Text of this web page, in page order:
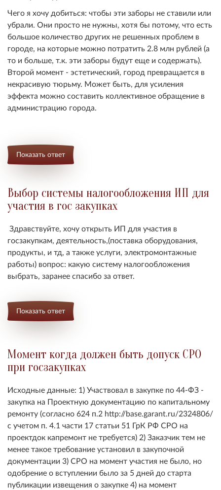
Чего я хочу добиться: чтобы эти заборы не ставили или
убрали. Они просто не нужны, хотя бы потому, что есть
большое количество других не решенных проблем в
городе, на которые можно потратить 2.8 млн рублей (а
то и больше, т.к. эти заборы будут еще и содержать).
Второй момент - эстетический, город превращается в
некрасивую тюрьму. Может быть, для усиления
эффекта можно составить коллективное обращение в
администрацию города.
Показать ответ
Выбор системы налогообложения ИП для
участия в гос закупках
Здравствуйте, хочу открыть ИП для участия в
госзакупкам, деятельность,(поставка оборудования,
продукты, и тд, а также услуги, электромонтажные
работы) вопрос: какую систему налогообложения
выбрать, заранее спасибо за ответ.
Показать ответ
Момент когда должен быть допуск СРО
при госзакупках
Исходные данные: 1) Участвовал в закупке по 44-ФЗ -
закупка на Проектную документацию по капитальному
ремонту (согласно 624 п.2 http://base.garant.ru/2324806/
с учетом п. 4.1 части 17 статьи 51 ГрК РФ СРО на
проектдок капремонт не требуется) 2) Заказчик тем не
менее такое требование установил в закупочной
документации 3) СРО на момент участия не было, но
одобрение о вступлении было за 5 дней до старта
публикации извещения о закупке 4) на момент